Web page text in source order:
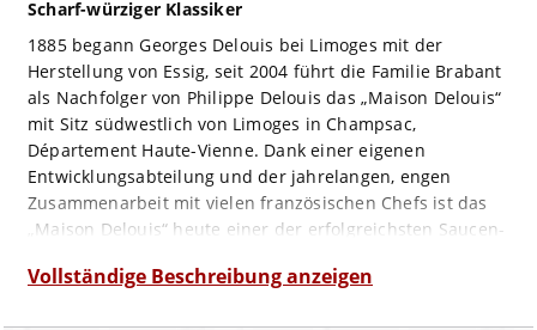
Scharf-würziger Klassiker
1885 begann Georges Delouis bei Limoges mit der
Herstellung von Essig, seit 2004 führt die Familie Brabant
als Nachfolger von Philippe Delouis das „Maison Delouis“
mit Sitz südwestlich von Limoges in Champsac,
Département Haute-Vienne. Dank einer eigenen
Entwicklungsabteilung und der jahrelangen, engen
Zusammenarbeit mit vielen französischen Chefs ist das
„Maison Delouis“ heute einer der erfolgreichsten Saucen-
Ein echter Klassiker des grobkörnigen Senfs aus dem
Vollständige Beschreibung anzeigen